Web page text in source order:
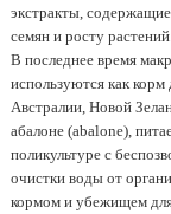
экстракты,
семян и росту
В последнее время
используются как
Австралии, Новой
абалоне (abalone),
поликультуре с
очистки воды от
кормом и убежищем